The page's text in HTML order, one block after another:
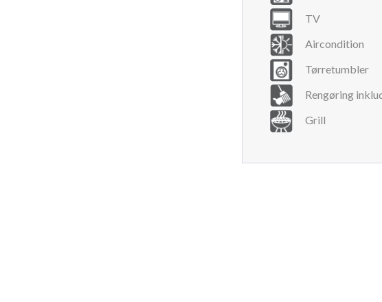
TV
Aircondition
Tørretumbler
Rengøring
Grill